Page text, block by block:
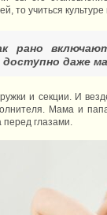
то учиться
рано
доступно даже
и секции. И
Мама и
глазами.